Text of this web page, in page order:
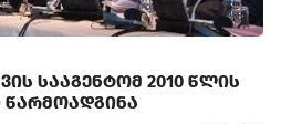
ᲡᲐᲐᲒᲔᲜᲢᲝᲛ 2010 ᲬᲚᲘᲡ
ᲬᲐᲠᲛᲝᲐᲓᲒᲘᲜᲐ